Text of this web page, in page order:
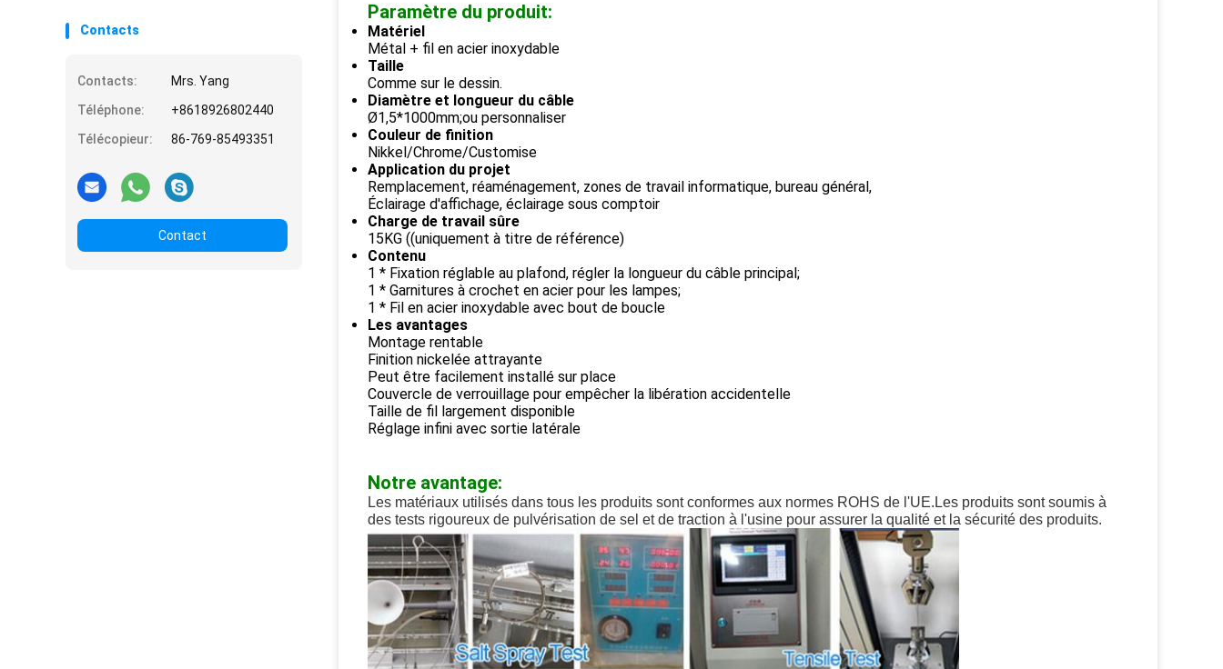
Contacts
Contacts:
Mrs. Yang
Téléphone:
+8618926802440
Télécopieur:
86-769-85493351
Contact
Paramètre du produit:
Matériel
Métal + fil en acier inoxydable
Taille
Comme sur le dessin.
Diamètre et longueur du câble
Ø1,5*1000mm;ou personnaliser
Couleur de finition
Nikkel/Chrome/Customise
Application du projet
Remplacement, réaménagement, zones de travail informatique, bureau général,
Éclairage d'affichage, éclairage sous comptoir
Charge de travail sûre
15KG ((uniquement à titre de référence)
Contenu
1 * Fixation réglable au plafond, régler la longueur du câble principal;
1 * Garnitures à crochet en acier pour les lampes;
1 * Fil en acier inoxydable avec bout de boucle
Les avantages
Montage rentable
Finition nickelée attrayante
Peut être facilement installé sur place
Couvercle de verrouillage pour empêcher la libération accidentelle
Taille de fil largement disponible
Réglage infini avec sortie latérale
Notre avantage:
Les matériaux utilisés dans tous les produits sont conformes aux normes ROHS de l'UE.Les produits sont soumis à
des tests rigoureux de pulvérisation de sel et de traction à l'usine pour assurer la qualité et la sécurité des produits.